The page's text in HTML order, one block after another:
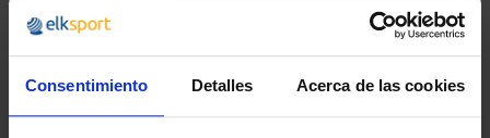
Consentimiento Detalles Acerca de las cookies